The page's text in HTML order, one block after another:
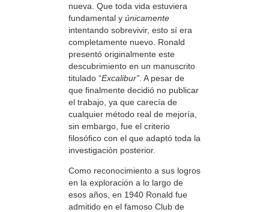
nueva. Que toda vida estuviera
fundamental y únicamente
intentando sobrevivir, esto sí era
completamente nuevo. Ronald
presentó originalmente este
descubrimiento en un manuscrito
titulado “Excalibur” . A pesar de
que finalmente decidió no publicar
el trabajo, ya que carecía de
cualquier método real de mejoría,
sin embargo, fue el criterio
filosófico con el que adaptó toda la
investigación posterior.
Como reconocimiento a sus logros
en la exploración a lo largo de
esos años, en 1940 Ronald fue
admitido en el famoso Club de